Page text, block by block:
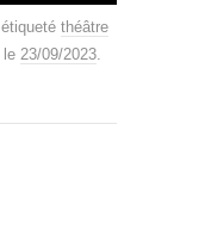
théâtre
le 23/09/2023